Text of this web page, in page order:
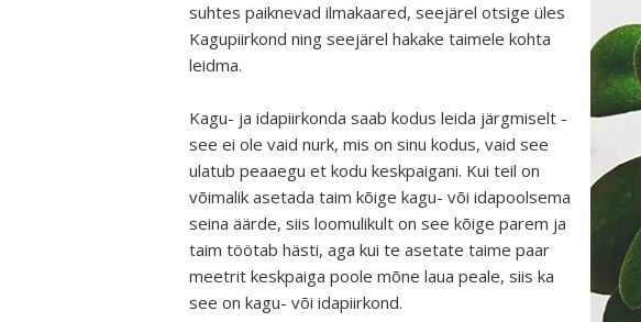
suhtes paiknevad ilmakaared, seejärel otsige üles
Kagupiirkond ning seejärel hakake taimele kohta
leidma.
Kagu- ja idapiirkonda saab kodus leida järgmiselt -
see ei ole vaid nurk, mis on sinu kodus, vaid see
ulatub peaaegu et kodu keskpaigani. Kui teil on
võimalik asetada taim kõige kagu- või idapoolsema
seina äärde, siis loomulikult on see kõige parem ja
taim töötab hästi, aga kui te asetate taime paar
meetrit keskpaiga poole mõne laua peale, siis ka
see on kagu- või idapiirkond.